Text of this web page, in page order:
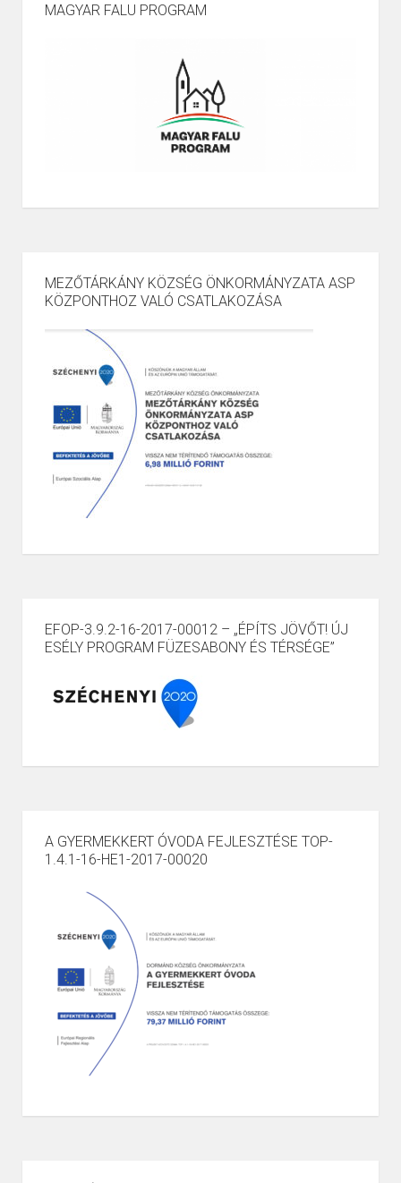
MAGYAR FALU PROGRAM
MEZŐTÁRKÁNY KÖZSÉG ÖNKORMÁNYZATA ASP
KÖZPONTHOZ VALÓ CSATLAKOZÁSA
EFOP-3.9.2-16-2017-00012 – „ÉPÍTS JÖVŐT! ÚJ
ESÉLY PROGRAM FÜZESABONY ÉS TÉRSÉGE”
A GYERMEKKERT ÓVODA FEJLESZTÉSE TOP-
1.4.1-16-HE1-2017-00020